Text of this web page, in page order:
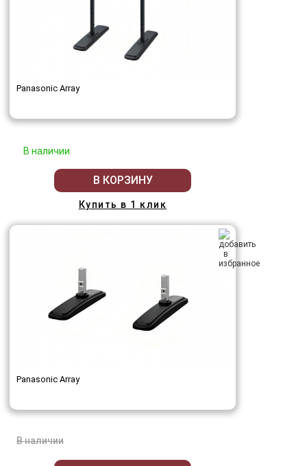
Panasonic Array
В наличии
В КОРЗИНУ
Купить в 1 клик
Panasonic Array
В наличии